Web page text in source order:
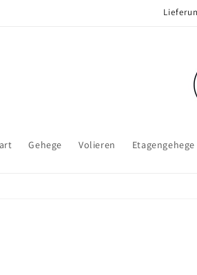
Gehege Volieren Etagengehege